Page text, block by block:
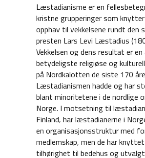
Læstadianisme er en
kristne grupperinger som
opphav til vekkelsene rundt den
presten Lars Levi Læstadius
Vekkelsen og dens resultat er en
betydeligste religiøse og
på Nordkalotten de siste 170
Læstadianismen hadde og har
blant minoritetene i de nordlige
Norge. I motsetning til
Finland, har læstadianerne i
en organisasjonsstruktur med
medlemskap, men de har
tilhørighet til bedehus og